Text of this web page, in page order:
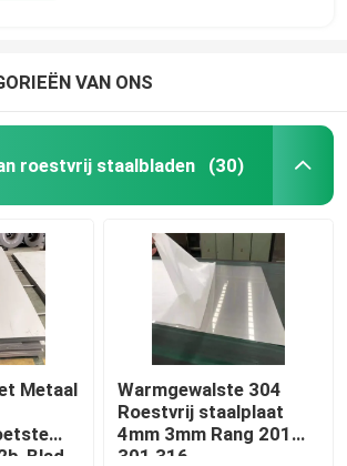
VAN ONS
roestvrij staalbladen (30)
Metaal
Blad
Warmgewalste 304
Roestvrij staalplaat
4mm 3mm Rang 201
301 316